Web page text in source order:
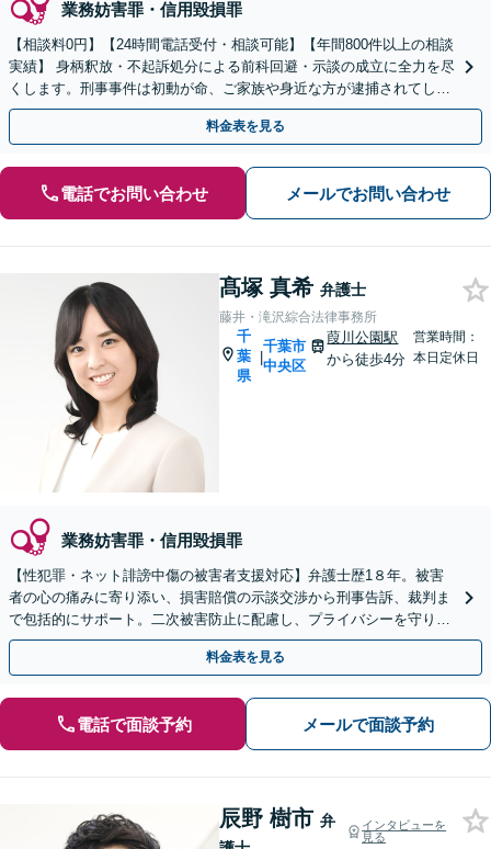
業務妨害罪・信用毀損罪
【相談料0円】【24時間電話受付・相談可能】【年間800件以上の相談
実績】 身柄釈放・不起訴処分による前科回避・示談の成立に全力を尽
くします。刑事事件は初動が命、ご家族や身近な方が逮捕されてしま
ったら一刻も早くお電話ください。
料金表を見る
電話でお問い合わせ メールでお問い合わせ
髙塚 真希 弁護士
藤井・滝沢綜合法律事務所
千
葉
県
|
千葉市
中央区
葭川公園駅
から徒歩4分
営業時間：
本日定休日
業務妨害罪・信用毀損罪
【性犯罪・ネット誹謗中傷の被害者支援対応】弁護士歴1８年。被害
者の心の痛みに寄り添い、損害賠償の示談交渉から刑事告訴、裁判ま
で包括的にサポート。二次被害防止に配慮し、プライバシーを守りな
がら対応◉オンライン相談可◉【千葉駅徒歩13分】
料金表を見る
電話で面談予約 メールで面談予約
辰野 樹市 弁
インタビューを
見る